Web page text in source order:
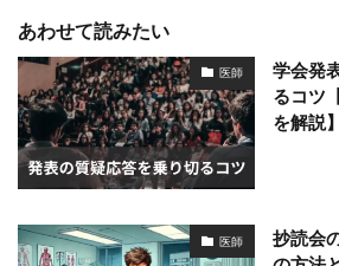
あわせて読みたい
医師
学会発
るコツ
を解説】
医師
抄読会